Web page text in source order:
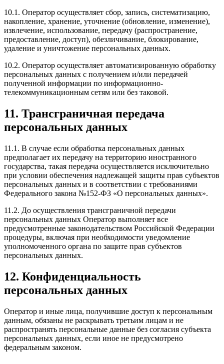
10.1. Оператор осуществляет сбор, запись, систематизацию,
накопление, хранение, уточнение (обновление, изменение),
извлечение, использование, передачу (распространение,
предоставление, доступ), обезличивание, блокирование,
удаление и уничтожение персональных данных.
10.2. Оператор осуществляет автоматизированную обработку
персональных данных с получением и/или передачей
полученной информации по информационно-
телекоммуникационным сетям или без таковой.
11. Трансграничная передача
персональных данных
11.1. В случае если обработка персональных данных
предполагает их передачу на территорию иностранного
государства, такая передача осуществляется исключительно
при условии обеспечения надлежащей защиты прав субъектов
персональных данных и в соответствии с требованиями
Федерального закона №152-ФЗ «О персональных данных».
11.2. До осуществления трансграничной передачи
персональных данных Оператор выполняет все
предусмотренные законодательством Российской Федерации
процедуры, включая при необходимости уведомление
уполномоченного органа по защите прав субъектов
персональных данных.
12. Конфиденциальность
персональных данных
Оператор и иные лица, получившие доступ к персональным
данным, обязаны не раскрывать третьим лицам и не
распространять персональные данные без согласия субъекта
персональных данных, если иное не предусмотрено
федеральным законом.